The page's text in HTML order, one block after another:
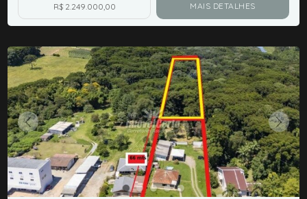
R$ 2.249.000,00 MAIS DETALHES